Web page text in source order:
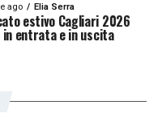
ago Elia Serra
estivo Cagliari 2026
entrata e in uscita